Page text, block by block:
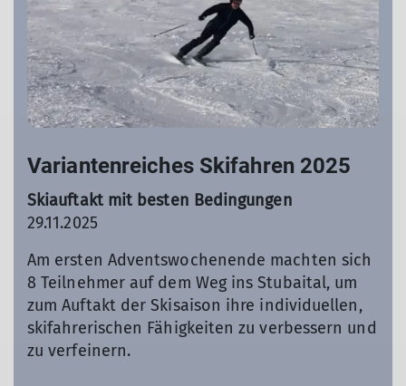
Variantenreiches Skifahren 2025
Skiauftakt mit besten Bedingungen
29.11.2025
Am ersten Adventswochenende machten sich
8 Teilnehmer auf dem Weg ins Stubaital, um
zum Auftakt der Skisaison ihre individuellen,
skifahrerischen Fähigkeiten zu verbessern und
zu verfeinern.